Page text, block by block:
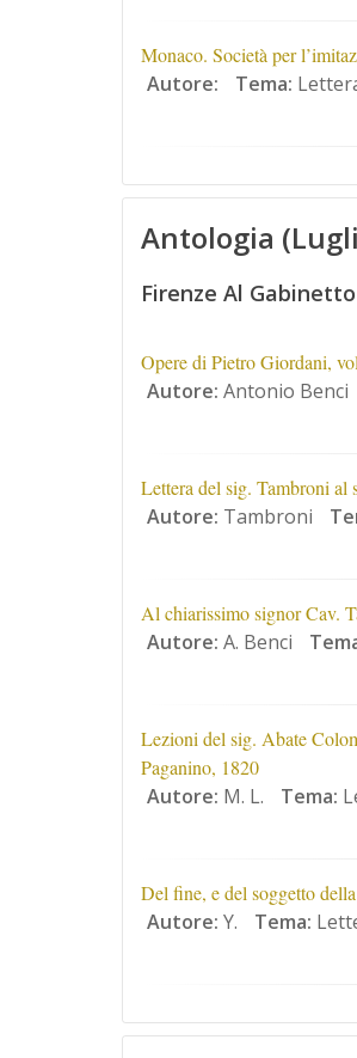
Monaco. Società per
Autore: Tema:
Antologia
Firenze Al
Opere di Pietro Giordani,
Autore: Antonio Benci
Lettera del sig. Tambroni
Autore: Tambroni
Al chiarissimo signor Cav.
Autore: A. Benci
Lezioni del sig. Abate
Paganino, 1820
Autore: M. L. Tema:
Del fine, e del soggetto
Autore: Y. Tema: